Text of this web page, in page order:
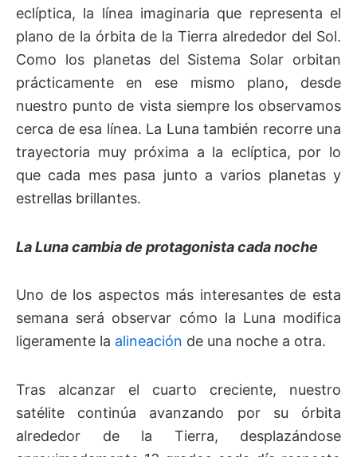
eclíptica, la línea imaginaria que representa el
plano de la órbita de la Tierra alrededor del Sol.
Como los planetas del Sistema Solar orbitan
prácticamente en ese mismo plano, desde
nuestro punto de vista siempre los observamos
cerca de esa línea. La Luna también recorre una
trayectoria muy próxima a la eclíptica, por lo
que cada mes pasa junto a varios planetas y
estrellas brillantes.
La Luna cambia de protagonista cada noche
Uno de los aspectos más interesantes de esta
semana será observar cómo la Luna modifica
ligeramente la alineación de una noche a otra.
Tras alcanzar el cuarto creciente, nuestro
satélite continúa avanzando por su órbita
alrededor de la Tierra, desplazándose